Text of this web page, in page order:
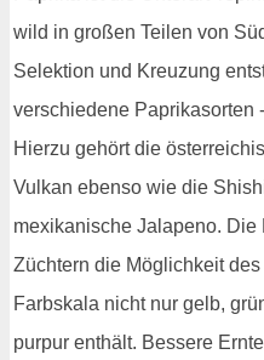
wild in großen Teilen von
Selektion und Kreuzung
verschiedene Paprikasorten
Hierzu gehört die
Vulkan ebenso wie die
mexikanische Jalapeno.
Züchtern die Möglichkeit
Farbskala nicht nur gelb,
purpur enthält. Bessere